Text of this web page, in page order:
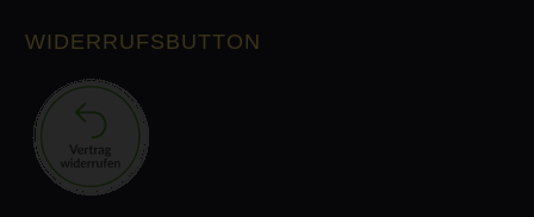
WIDERRUFSBUTTON